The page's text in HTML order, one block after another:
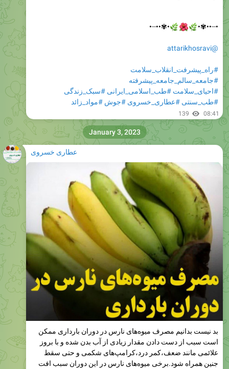
•┈••✾•
•✾••┈•
@attarikhosravi
#راه_پیشرفت_انقلاب_سلامت
#جامعه_سالم_جامعه_پیشرفته
#احیای_سلامت #طب_اسلامی_ایرانی #سبک_زندگی
#طب_سنتی #عطاری_خسروی #جوش #مواد_زائد
139 08:41
عطاری خسروی
بد نیست بدانیم مصرف میوه‌های نارس در دوران بارداری ممكن
است سبب از دست دادن مقدار زیادی از آب بدن شده و با بروز
علائمی مانند ضعف،كمر درد،كرامپ‌های شكمی و حتی سقط
جنین همراه شود.برخی میوه‌های نارس در این دوران سبب افت
January 3, 2023